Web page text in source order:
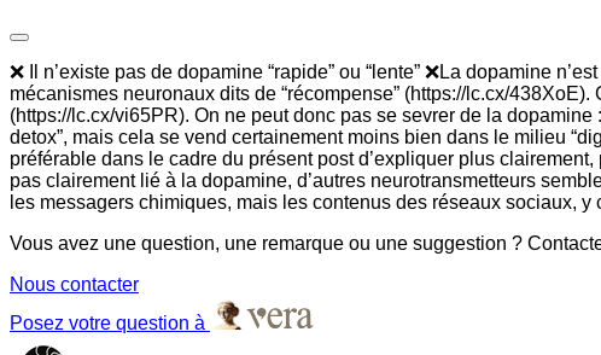
❌ Il n’existe pas de dopamine “rapide” ou “lente” ❌La dopamine
mécanismes neuronaux dits de “récompense” (https://lc.cx/
(https://lc.cx/vi65PR). On ne peut donc pas se sevrer de la
detox”, mais cela se vend certainement moins bien dans le milieu
préférable dans le cadre du présent post d’expliquer plus
pas clairement lié à la dopamine, d’autres neurotransmetteurs
les messagers chimiques, mais les contenus des réseaux sociaux,
Vous avez une question, une remarque ou une suggestion ?
Nous contacter
Posez votre question à